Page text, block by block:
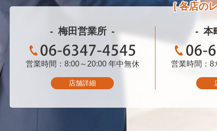
各店の
梅田営業所
06-6347-4545
営業時間：8:00～20:00 年中無休
店舗詳細
本
営業時間：